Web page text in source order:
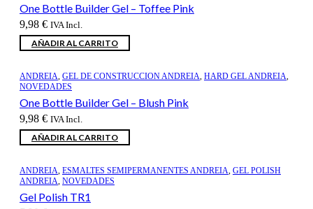
One Bottle Builder Gel – Toffee Pink
9,98 € IVA Incl.
AÑADIR AL CARRITO
ANDREIA, GEL DE CONSTRUCCION ANDREIA, HARD GEL ANDREIA,
NOVEDADES
One Bottle Builder Gel – Blush Pink
9,98 € IVA Incl.
AÑADIR AL CARRITO
ANDREIA, ESMALTES SEMIPERMANENTES ANDREIA, GEL POLISH
ANDREIA, NOVEDADES
Gel Polish TR1